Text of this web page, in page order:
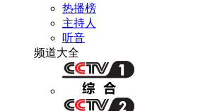
热播榜
主持人
听音
频道大全